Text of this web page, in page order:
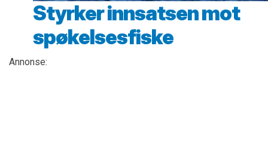
Styrker innsatsen mot
spøkelsesfiske
Annonse: